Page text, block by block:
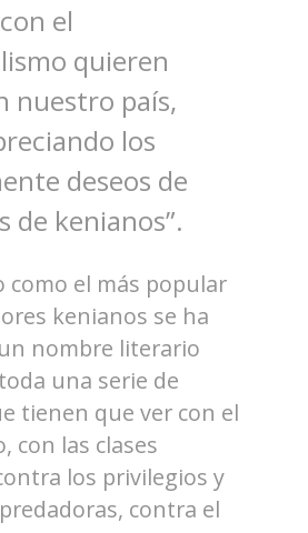
el
quieren
nuestro país,
los
deseos de
de kenianos”.
como el más popular
kenianos se ha
nombre literario
una serie de
tienen que ver con el
con las clases
los privilegios y
contra el